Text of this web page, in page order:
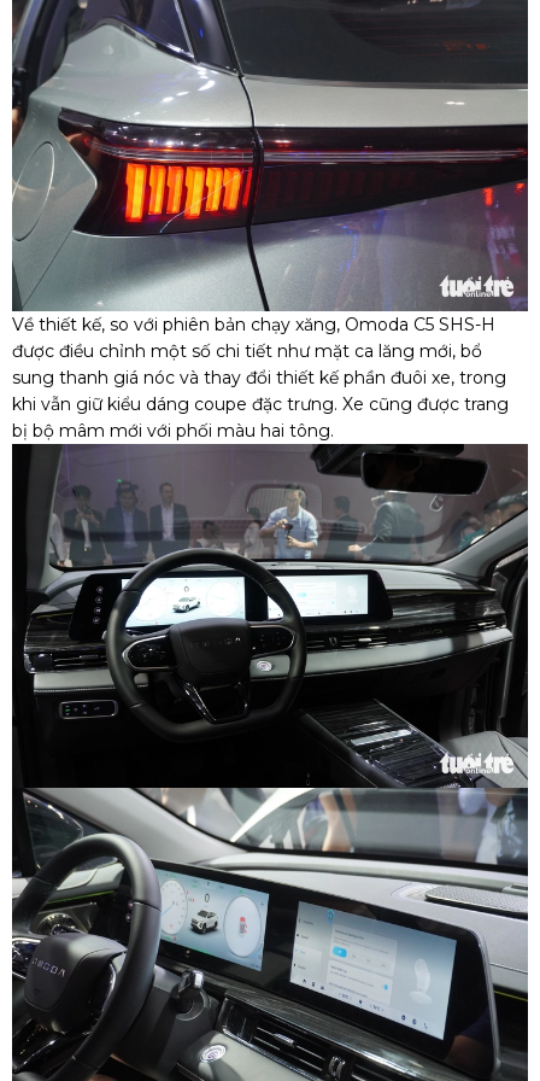
Về thiết kế, so với phiên bản chạy xăng, Omoda C5 SHS-H
được điều chỉnh một số chi tiết như mặt ca lăng mới, bổ
sung thanh giá nóc và thay đổi thiết kế phần đuôi xe, trong
khi vẫn giữ kiểu dáng coupe đặc trưng. Xe cũng được trang
bị bộ mâm mới với phối màu hai tông.